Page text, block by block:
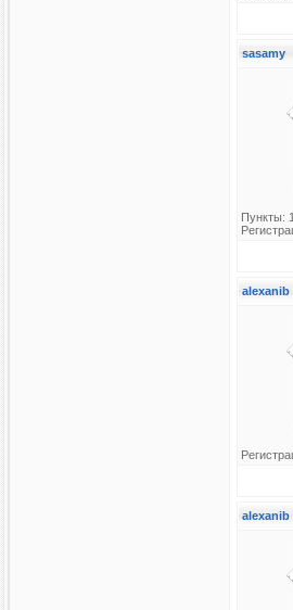
sasamy
Пункты:
alexanib
alexanib